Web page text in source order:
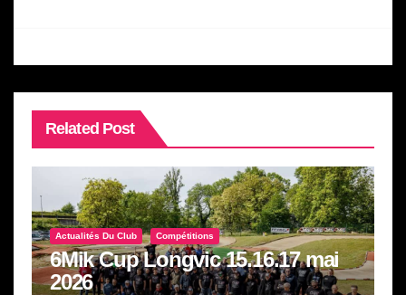
Related Post
Actualités Du Club Compétitions
6Mik Cup Longvic 15.16.17 mai
2026